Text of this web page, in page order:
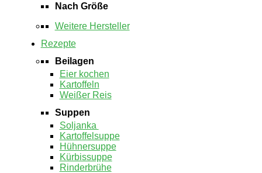
Nach Größe
Weitere Hersteller
Rezepte
Beilagen
Eier kochen
Kartoffeln
Weißer Reis
Suppen
Soljanka
Kartoffelsuppe
Hühnersuppe
Kürbissuppe
Rinderbrühe